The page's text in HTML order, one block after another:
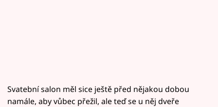
Svatební salon měl sice ještě před nějakou dobou
namále, aby vůbec přežil, ale teď se u něj dveře